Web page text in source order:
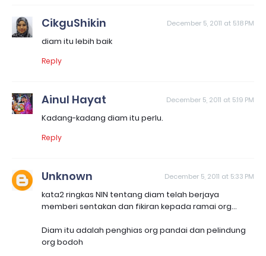
CikguShikin December 5, 2011 at 5:18 PM
diam itu lebih baik
Reply
Ainul Hayat December 5, 2011 at 5:19 PM
Kadang-kadang diam itu perlu.
Reply
Unknown December 5, 2011 at 5:33 PM
kata2 ringkas NIN tentang diam telah berjaya
memberi sentakan dan fikiran kepada ramai org...
Diam itu adalah penghias org pandai dan pelindung
org bodoh